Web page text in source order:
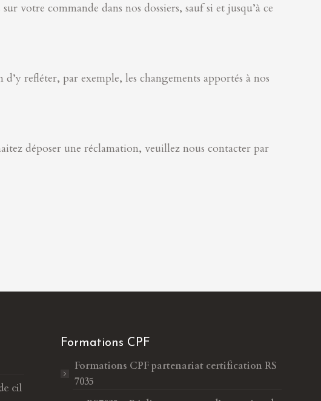
votre commande dans nos dossiers, sauf si et jusqu’à ce
refléter, par exemple, les changements apportés à nos
déposer une réclamation, veuillez nous contacter par
cil
Formations CPF
Formations CPFpartenariat certification RS
7035